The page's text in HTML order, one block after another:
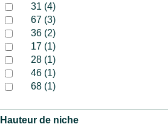
31 (4)
67 (3)
36 (2)
17 (1)
28 (1)
46 (1)
68 (1)
Hauteur de niche